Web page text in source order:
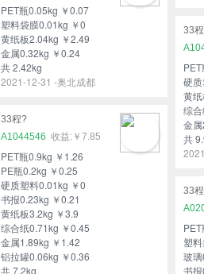
PET瓶0.05kg ￥0.07
塑料袋膜0.01kg ￥0
黄纸板2.04kg ￥2.49
金属0.32kg ￥0.24
共 2.42kg
2021-12-31 -奥北成都
33
硬
黄
综
金
共
33程?
A1044546
￥7.85
PET瓶0.9kg ￥1.26
PE瓶0.2kg ￥0.25
硬质塑料0.01kg ￥0
书报0.23kg ￥0.21
黄纸板3.2kg ￥3.9
综合纸0.71kg ￥0.45
金属1.89kg ￥1.42
铝拉罐0.06kg ￥0.36
共 7.2kg
33
塑
玻
书